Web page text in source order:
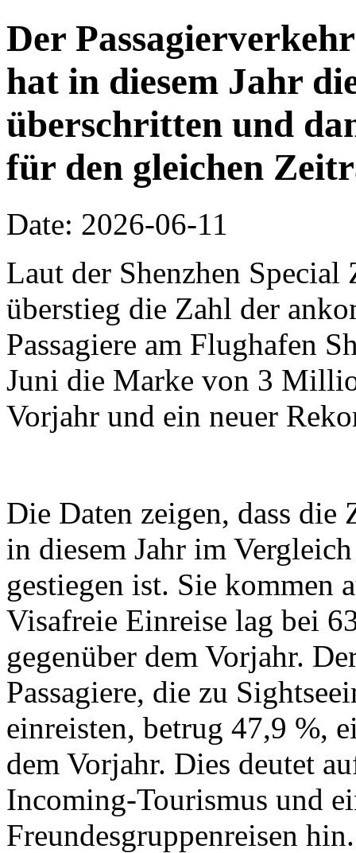
Der
hat in diesem Jahr
überschritten und
für den gleichen
Date: 2026-06-11
Laut der Shenzhen
überstieg die Zahl der
Passagiere am Flughafen
Juni die Marke von 3
Vorjahr und ein neuer
Die Daten zeigen, dass die
in diesem Jahr im
gestiegen ist. Sie kommen
Visafreie Einreise lag bei
gegenüber dem Vorjahr.
Passagiere, die zu
einreisten, betrug 47,9 %,
dem Vorjahr. Dies deutet
Incoming-Tourismus und
Freundesgruppenreisen hin.